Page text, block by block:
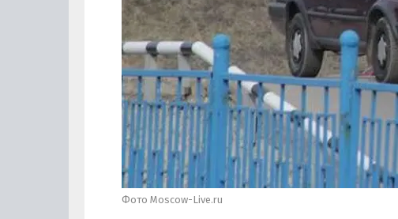
Фото Moscow-Live.ru